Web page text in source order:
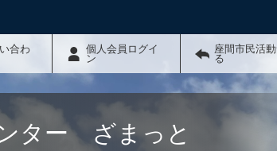
合わ
個人会員ログイ
ン
座間市民活
る
ター ざまっと